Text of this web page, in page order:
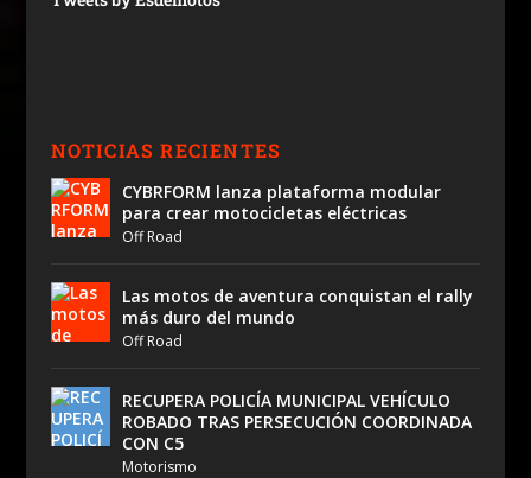
NOTICIAS RECIENTES
CYBRFORM lanza plataforma modular
para crear motocicletas eléctricas
Off Road
Las motos de aventura conquistan el rally
más duro del mundo
Off Road
RECUPERA POLICÍA MUNICIPAL VEHÍCULO
ROBADO TRAS PERSECUCIÓN COORDINADA
CON C5
Motorismo